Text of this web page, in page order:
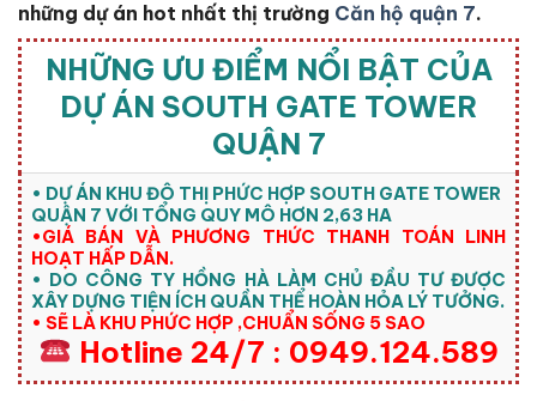
những dự án hot nhất thị trường Căn hộ quận 7.
NHỮNG ƯU ĐIỂM NỔI BẬT CỦA
DỰ ÁN SOUTH GATE TOWER
QUẬN 7
• DỰ ÁN KHU ĐÔ THỊ PHỨC HỢP SOUTH GATE TOWER
QUẬN 7 VỚI TỔNG QUY MÔ HƠN 2,63 HA
•GIÁ BÁN VÀ PHƯƠNG THỨC THANH TOÁN LINH
HOẠT HẤP DẪN.
• DO CÔNG TY HỒNG HÀ LÀM CHỦ ĐẦU TƯ ĐƯỢC
XÂY DỰNG TIỆN ÍCH QUẦN THỂ HOÀN HỎA LÝ TƯỞNG.
• SẼ LÀ KHU PHỨC HỢP ,CHUẨN SỐNG 5 SAO
Hotline 24/7 : 0949.124.589